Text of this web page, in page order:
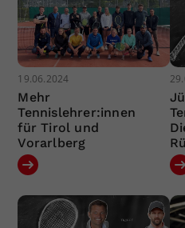
19.06.2024
Mehr
Tennislehrer:innen
für Tirol und
Vorarlberg